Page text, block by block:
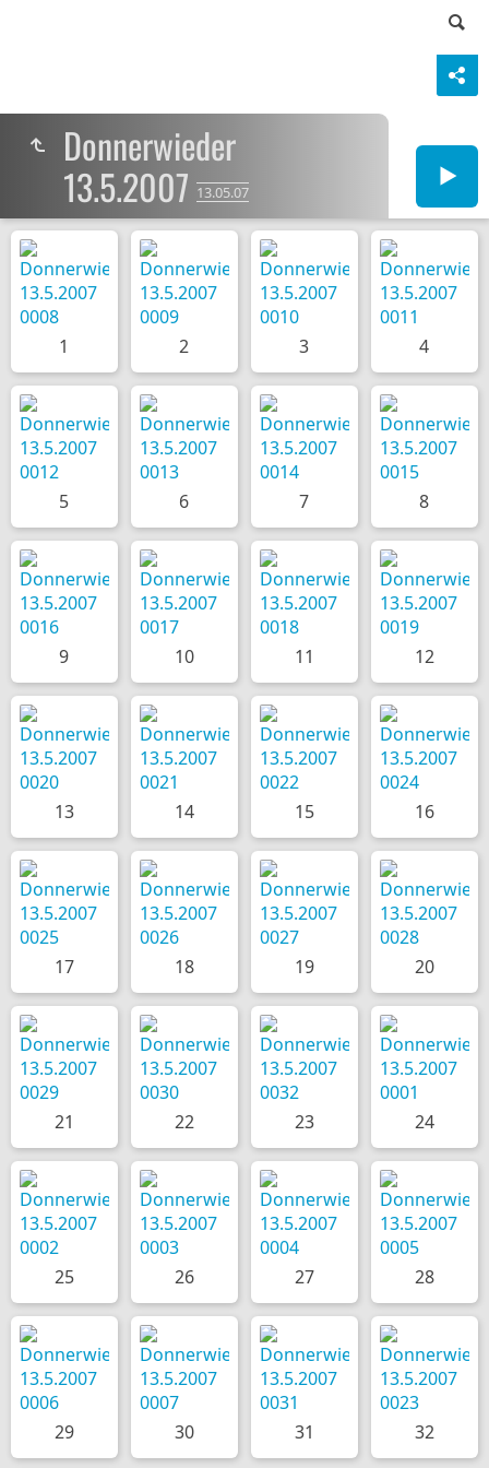
Donnerwieder
13.5.2007 13.05.07
1 2 3 4
5 6 7 8
9 10 11 12
13 14 15 16
17 18 19 20
21 22 23 24
25 26 27 28
29 30 31 32